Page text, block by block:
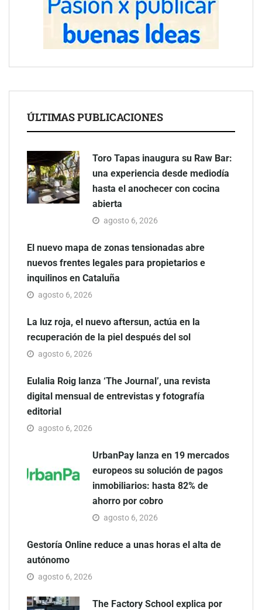
ÚLTIMAS PUBLICACIONES
Toro Tapas inaugura su Raw Bar:
una experiencia desde mediodía
hasta el anochecer con cocina
abierta
agosto 6, 2026
El nuevo mapa de zonas tensionadas abre
nuevos frentes legales para propietarios e
inquilinos en Cataluña
agosto 6, 2026
La luz roja, el nuevo aftersun, actúa en la
recuperación de la piel después del sol
agosto 6, 2026
Eulalia Roig lanza ‘The Journal’, una revista
digital mensual de entrevistas y fotografía
editorial
agosto 6, 2026
UrbanPay lanza en 19 mercados
europeos su solución de pagos
inmobiliarios: hasta 82% de
ahorro por cobro
agosto 6, 2026
Gestoría Online reduce a unas horas el alta de
autónomo
agosto 6, 2026
The Factory School explica por